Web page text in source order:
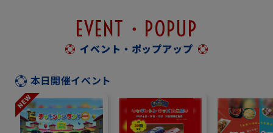
EVENT・POPUP
イベント・ポップアップ
本日開催イベント